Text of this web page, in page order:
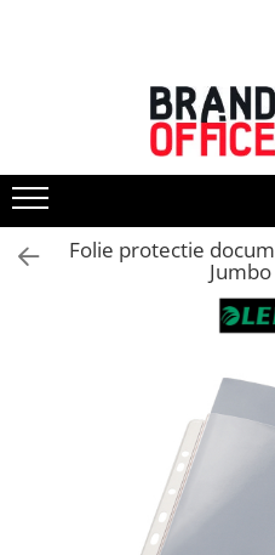
Unitate Protejata - PRODUCTIE
Hartie copiator si produse
tipografice
Produse consumabile din
Detergenti si dezinfectanti
Saci menajeri (Unitate
Agende, calendare si
Organizatoare business
Birotica si papetarie
Hartie si articole din hartie
Folie protectie